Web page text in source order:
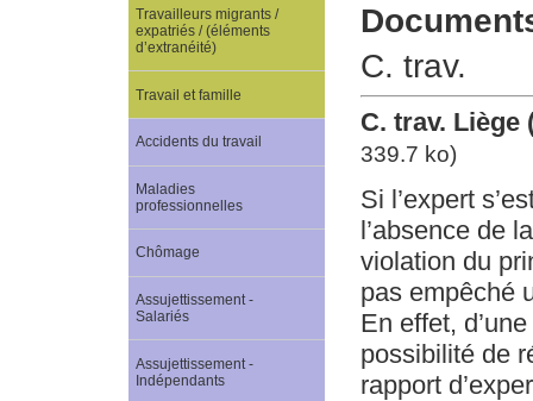
C. trav.
C. trav. Liège
339.7 ko)
Si l’expert
l’absence de
violation du
pas empêché
En effet,
possibilité de
rapport
Travailleurs migrants /
expatriés / (éléments
d’extranéité)
Travail et famille
Accidents du travail
Maladies
professionnelles
Chômage
Assujettissement -
Salariés
Assujettissement -
Indépendants